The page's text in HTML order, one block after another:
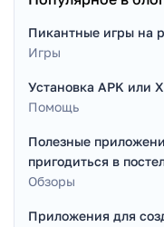
Пикантные игры на
Игры
Установка APK или
Помощь
Полезные
пригодиться в
Обзоры
Приложения для